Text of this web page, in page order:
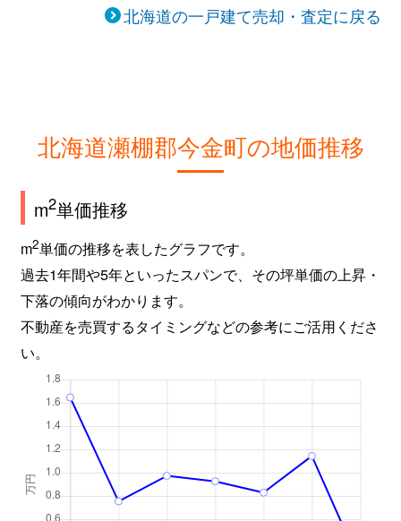
北海道の一戸建て売却・査定に戻る
北海道瀬棚郡今金町の地価推移
m2単価推移
m2単価の推移を表したグラフです。
過去1年間や5年といったスパンで、その坪単価の上昇・
下落の傾向がわかります。
不動産を売買するタイミングなどの参考にご活用くださ
い。